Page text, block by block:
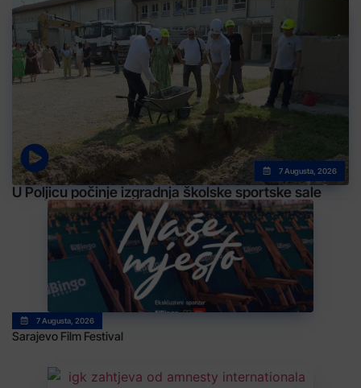
7 Augusta, 2026
U Poljicu počinje izgradnja školske sportske sale
7 Augusta, 2026
Sarajevo Film Festival